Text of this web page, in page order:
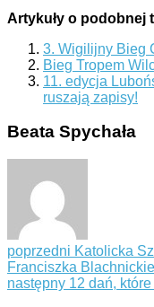
Artykuły o podobnej
3. Wigilijny Bieg
Bieg Tropem
11. edycja
ruszają zapisy!
Beata Spychała
poprzedni Katolicka
Franciszka
następny 12 dań,